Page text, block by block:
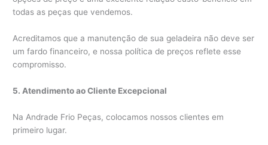
todas as peças que vendemos.
Acreditamos que a manutenção de sua geladeira não deve ser
um fardo financeiro, e nossa política de preços reflete esse
compromisso.
5. Atendimento ao Cliente Excepcional
Na Andrade Frio Peças, colocamos nossos clientes em
primeiro lugar.